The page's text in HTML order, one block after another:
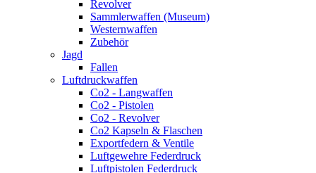
Revolver
Sammlerwaffen (Museum)
Westernwaffen
Zubehör
Jagd
Fallen
Luftdruckwaffen
Co2 - Langwaffen
Co2 - Pistolen
Co2 - Revolver
Co2 Kapseln & Flaschen
Exportfedern & Ventile
Luftgewehre Federdruck
Luftpistolen Federdruck